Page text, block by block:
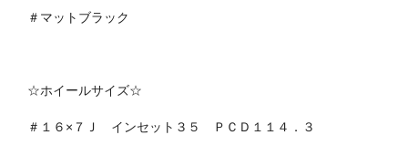
＃マットブラック
☆ホイールサイズ☆
＃１６×７Ｊ インセット３５ ＰＣＤ１１４．３